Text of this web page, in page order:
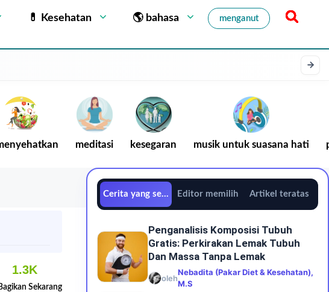
💊 Kesehatan 🌎 bahasa menganut
meditasi kesegaran musik untuk suasana hati
1.3K
Sekarang
Cerita yang sedang trenEditor memilih Artikel teratas
Penganalisis Komposisi Tubuh
Gratis: Perkirakan Lemak Tubuh
Dan Massa Tanpa Lemak
oleh
Nebadita (Pakar Diet & Kesehatan),
M.S